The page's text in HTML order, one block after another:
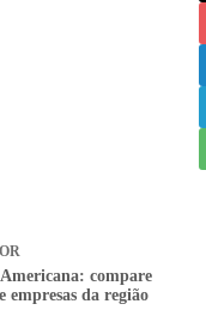
compare
empresas da região